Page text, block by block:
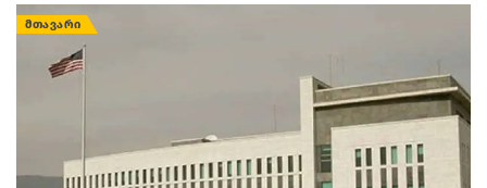
ᲛᲗᲐᲕᲐᲠᲘ